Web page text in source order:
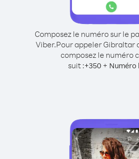
Composez le numéro sur le
Viber.Pour appeler Gibraltar
composez le numéro
suit :+350+ Numéro